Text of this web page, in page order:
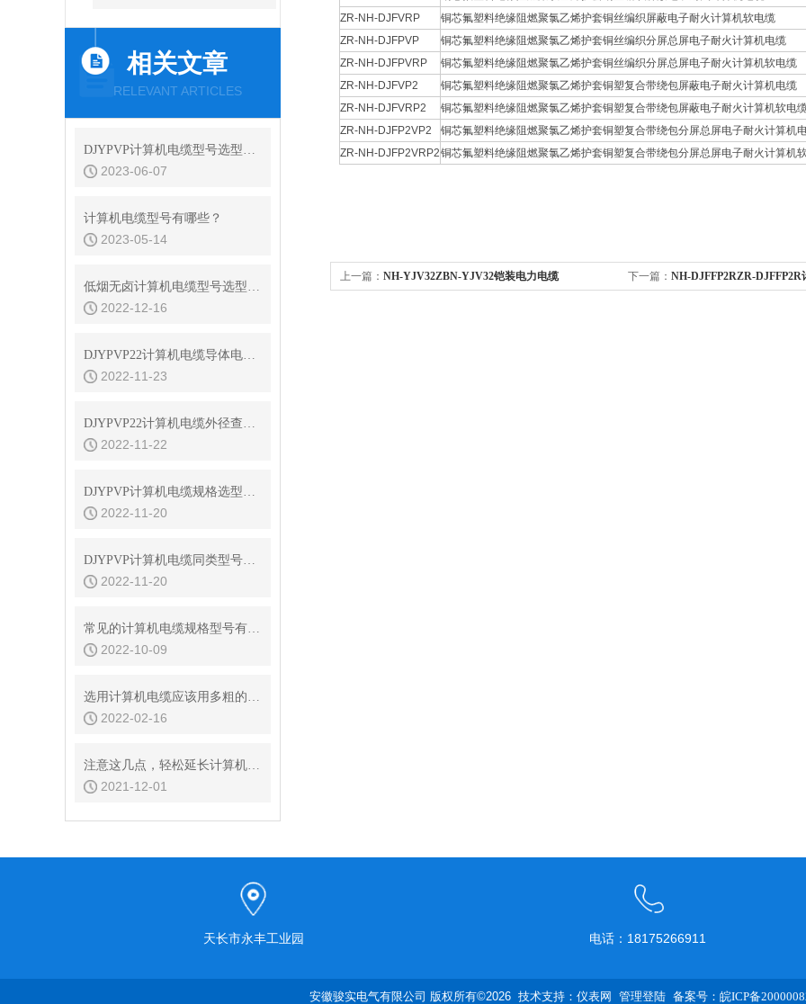
相关文章
RELEVANT ARTICLES
DJYPVP计算机电缆型号选型说明
2023-06-07
计算机电缆型号有哪些？
2023-05-14
低烟无卤计算机电缆型号选型说明
2022-12-16
DJYPVP22计算机电缆导体电阻及绝缘电阻
2022-11-23
DJYPVP22计算机电缆外径查询表
2022-11-22
DJYPVP计算机电缆规格选型及外径重量查询
2022-11-20
DJYPVP计算机电缆同类型号说明及选型
2022-11-20
常见的计算机电缆规格型号有哪些？
2022-10-09
选用计算机电缆应该用多粗的电缆，有哪些标准？
2022-02-16
注意这几点，轻松延长计算机电缆的使用年限
2021-12-01
ZR-NH-DJFVRP
铜芯氟塑料绝缘阻燃聚氯乙烯护套铜丝编织屏蔽电子耐火计算机软电缆
ZR-NH-DJFPVP
铜芯氟塑料绝缘阻燃聚氯乙烯护套铜丝编织分屏总屏电子耐火计算机电缆
ZR-NH-DJFPVRP
铜芯氟塑料绝缘阻燃聚氯乙烯护套铜丝编织分屏总屏电子耐火计算机软电缆
ZR-NH-DJFVP2
铜芯氟塑料绝缘阻燃聚氯乙烯护套铜塑复合带绕包屏蔽电子耐火计算机电缆
ZR-NH-DJFVRP2
铜芯氟塑料绝缘阻燃聚氯乙烯护套铜塑复合带绕包屏蔽电子耐火计算机软电
ZR-NH-DJFP2VP2
铜芯氟塑料绝缘阻燃聚氯乙烯护套铜塑复合带绕包分屏总屏电子耐火计算机
ZR-NH-DJFP2VRP2铜芯氟塑料绝缘阻燃聚氯乙烯护套铜塑复合带绕包分屏总屏电子耐火计算机
上一篇： NH-YJV32ZBN-YJV32铠装电力电缆 下一篇： NH-DJFFP2RZR-DJFFP2R
天长市永丰工业园 电话：18175266911
安徽骏实电气有限公司 版权所有©2026 技术支持： 仪表网 管理登陆 备案号：皖ICP备